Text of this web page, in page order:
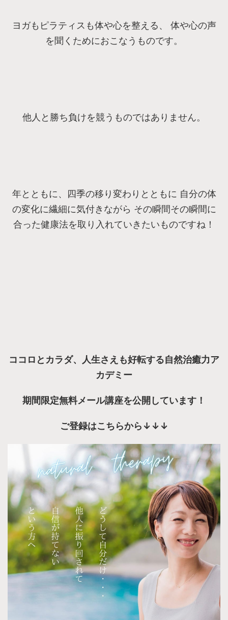
ヨガもピラティスも体や心を整える、 体や心の声
を聞くためにおこなうものです。
他人と勝ち負けを競うものではありません。
年とともに、四季の移り変わりとともに 自分の体
の変化に繊細に気付きながら その瞬間その瞬間に
合った健康法を取り入れていきたいものですね！
ココロとカラダ、人生さえも好転する自然治癒力ア
カデミー
期間限定無料メール講座を公開しています！
ご登録はこちらから ↓↓↓